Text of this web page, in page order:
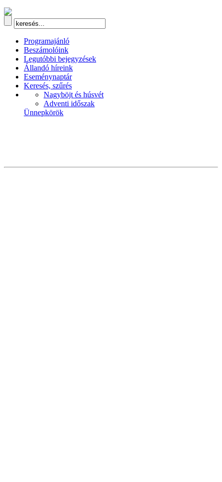
Programajánló
Beszámolóink
Legutóbbi bejegyzések
Állandó híreink
Eseménynaptár
Keresés, szűrés
Nagyböjt és húsvét
Adventi időszak
Ünnepkörök